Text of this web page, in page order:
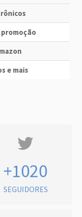
e mais
+1020
SEGUIDORES